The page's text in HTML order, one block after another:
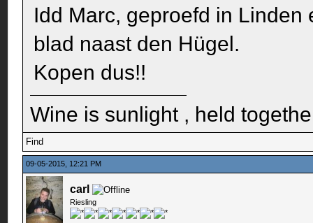
Idd Marc, geproefd in
blad naast den Hügel.
Kopen dus!!
Wine is sunlight , held
Find
09-05-2015, 12:21 PM
carl
Riesling